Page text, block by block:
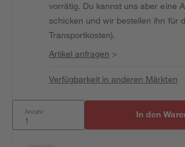
vorrätig. Du kannst uns aber eine
schicken und wir bestellen ihn für
Transportkosten).
Artikel anfragen >
Verfügbarkeit in anderen Märkten
Anzahl: In den